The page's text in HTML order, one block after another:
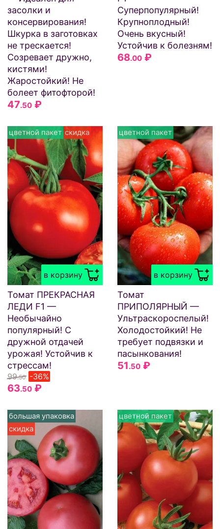
засолки и
консервирования!
Шкурка в заготовках
не трескается!
Созревает дружно,
кистями!
Жаростойкий! Не
болеет фитофторой!
47.50 ₽
Суперпопулярный!
Крупноплодный!
Очень вкусный!
Устойчив к болезням!
68.00 ₽
в корзину
цветной пакет скидка
Томат ПРЕКРАСНАЯ
ЛЕДИ F1 —
Необычайно
популярный! С
дружной отдачей
урожая! Устойчив к
стрессам!
99.50 -36%
63.50 ₽
в корзину
цветной пакет
Томат
ПРИПОЛЯРНЫЙ —
Ультраскороспелый!
Холодостойкий! Не
требует подвязки и
пасынкования!
51.50 ₽
большая упаковка
скидка
цветной пакет